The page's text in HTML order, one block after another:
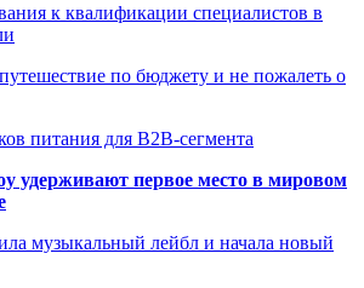
к квалификации специалистов в
по бюджету и не пожалеть о
питания для B2B-сегмента
удерживают первое место в мировом
музыкальный лейбл и начала новый